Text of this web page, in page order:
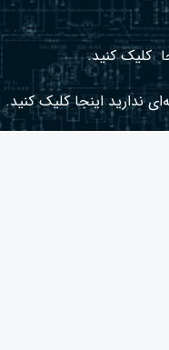
کلیک کنید.
نداریداینجا کلیک کنید.